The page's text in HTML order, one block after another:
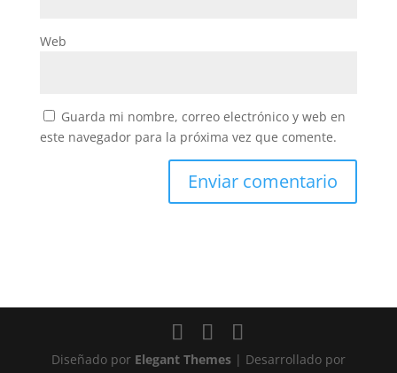
Web
Guarda mi nombre, correo electrónico y web en
este navegador para la próxima vez que comente.
Diseñado por Elegant Themes| Desarrollado por